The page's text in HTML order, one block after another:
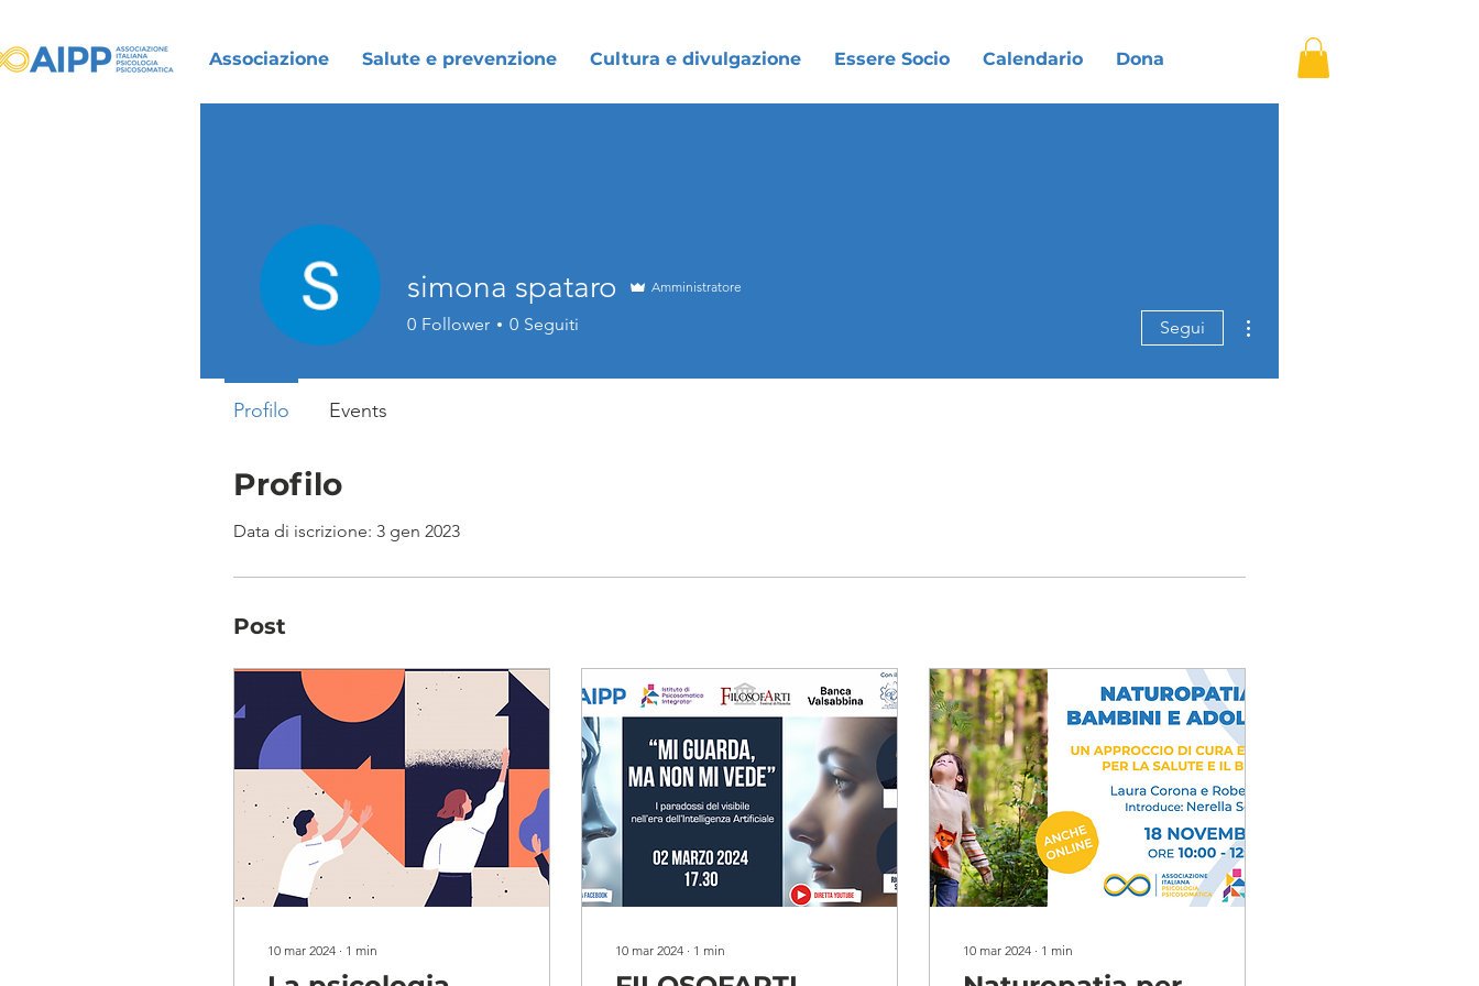
Associazione Salute e prevenzione Cultura e divulgazione Essere Socio Calendario Dona
Profilo
Data di iscrizione: 3 gen 2023
Post
10 mar 2024 ∙ 1 min 10 mar 2024 ∙ 1 min 10 mar 2024 ∙ 1 min
simona spataro Amministratore
0 Follower 0 Seguiti Segui
Profilo Events